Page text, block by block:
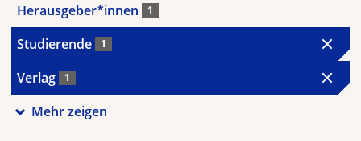
Herausgeber*innen 1
Studierende 1
Verlag 1
Mehr zeigen